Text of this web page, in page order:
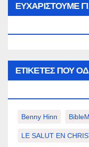
ΕΥΧΑΡΙΣΤΟΥΜΕ
ΕΤΙΚΈΤΕΣ ΠΟΥ
Benny Hinn
LE SALUT EN